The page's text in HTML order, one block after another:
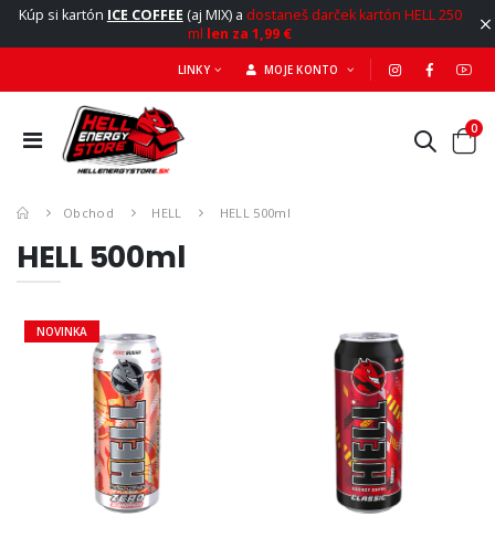
Kúp si kartón ICE COFFEE (aj MIX) a dostaneš darček kartón HELL 250
ml len za 1,99 €
LINKY MOJE KONTO
0
Obchod HELL HELL 500ml
HELL 500ml
NOVINKA